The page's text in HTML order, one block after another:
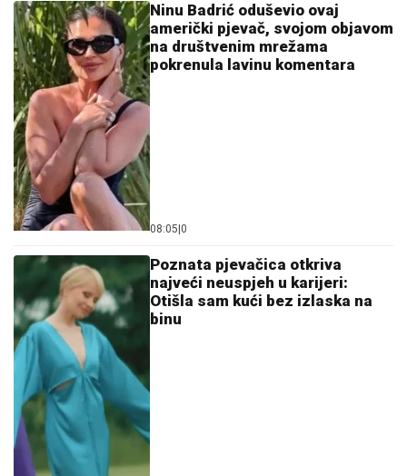
Ninu Badrić oduševio ovaj
američki pjevač, svojom objavom
na društvenim mrežama
pokrenula lavinu komentara
08:05 0
Poznata pjevačica otkriva
najveći neuspjeh u karijeri:
Otišla sam kući bez izlaska na
binu